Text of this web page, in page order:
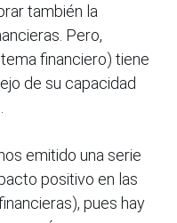
también la
Pero,
financiero) tiene
de su capacidad
emitido una serie
positivo en las
pues hay